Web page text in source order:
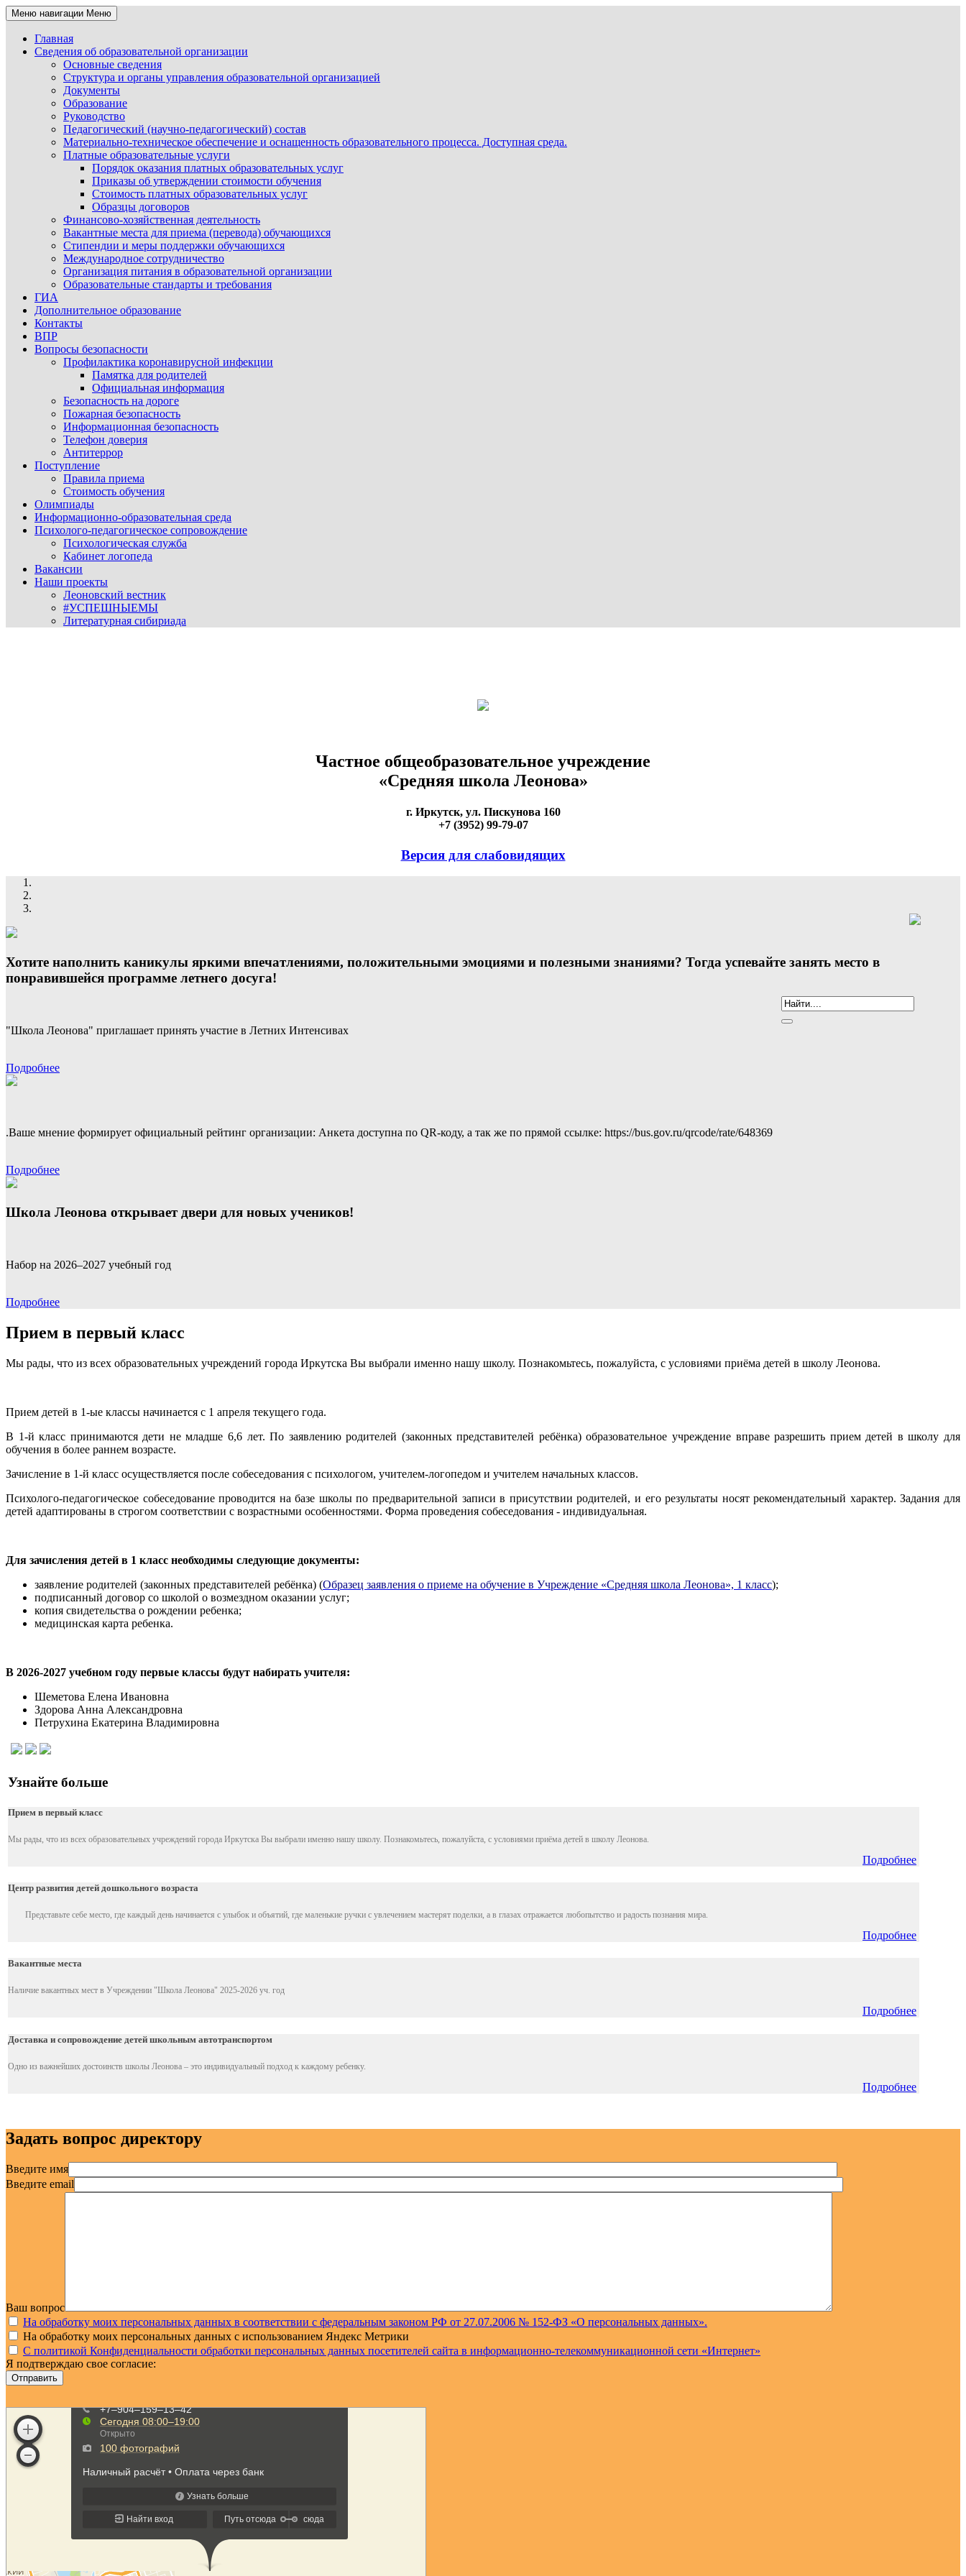
Меню навигации Меню
Главная
Сведения об образовательной организации
Основные сведения
Структура и органы управления образовательной организацией
Документы
Образование
Руководство
Педагогический (научно-педагогический) состав
Материально-техническое обеспечение и оснащенность образовательного процесса. Доступная среда.
Платные образовательные услуги
Порядок оказания платных образовательных услуг
Приказы об утверждении стоимости обучения
Стоимость платных образовательных услуг
Образцы договоров
Финансово-хозяйственная деятельность
Вакантные места для приема (перевода) обучающихся
Стипендии и меры поддержки обучающихся
Международное сотрудничество
Организация питания в образовательной организации
Образовательные стандарты и требования
ГИА
Дополнительное образование
Контакты
ВПР
Вопросы безопасности
Профилактика коронавирусной инфекции
Памятка для родителей
Официальная информация
Безопасность на дороге
Пожарная безопасность
Информационная безопасность
Телефон доверия
Антитеррор
Поступление
Правила приема
Стоимость обучения
Олимпиады
Информационно-образовательная среда
Психолого-педагогическое сопровождение
Психологическая служба
Кабинет логопеда
Вакансии
Наши проекты
Леоновский вестник
#УСПЕШНЫЕМЫ
Литературная сибириада
Частное общеобразовательное учреждение
«Средняя школа Леонова»
г. Иркутск, ул. Пискунова 160
+7 (3952) 99-79-07
Версия для слабовидящих
Хотите наполнить каникулы яркими впечатлениями, положительными эмоциями и полезными знаниями? Тогда успевайте занять место в
понравившейся программе летнего досуга!
"Школа Леонова" приглашает принять участие в Летних Интенсивах
Подробнее
.Ваше мнение формирует официальный рейтинг организации: Анкета доступна по QR-коду, а так же по прямой ссылке: https://bus.gov.ru/qrcode/rate/648369
Подробнее
Школа Леонова открывает двери для новых учеников!
Набор на 2026–2027 учебный год
Подробнее
Прием в первый класс
Мы рады, что из всех образовательных учреждений города Иркутска Вы выбрали именно нашу школу. Познакомьтесь, пожалуйста, с условиями приёма детей в школу Леонова.
Прием детей в 1-ые классы начинается с 1 апреля текущего года.
В 1-й класс принимаются дети не младше 6,6 лет. По заявлению родителей (законных представителей ребёнка) образовательное учреждение вправе разрешить прием детей в школу для
обучения в более раннем возрасте.
Зачисление в 1-й класс осуществляется после собеседования с психологом, учителем-логопедом и учителем начальных классов.
Психолого-педагогическое собеседование проводится на базе школы по предварительной записи в присутствии родителей, и его результаты носят рекомендательный характер. Задания для
детей адаптированы в строгом соответствии с возрастными особенностями. Форма проведения собеседования - индивидуальная.
Для зачисления детей в 1 класс необходимы следующие документы:
заявление родителей (законных представителей ребёнка) (Образец заявления о приеме на обучение в Учреждение «Средняя школа Леонова», 1 класс);
подписанный договор со школой о возмездном оказании услуг;
копия свидетельства о рождении ребенка;
медицинская карта ребенка.
В 2026-2027 учебном году первые классы будут набирать учителя:
Шеметова Елена Ивановна
Здорова Анна Александровна
Петрухина Екатерина Владимировна
Узнайте больше
Прием в первый класс
Мы рады, что из всех образовательных учреждений города Иркутска Вы выбрали именно нашу школу. Познакомьтесь, пожалуйста, с условиями приёма детей в школу Леонова.
Подробнее
Центр развития детей дошкольного возраста
Представьте себе место, где каждый день начинается с улыбок и объятий, где маленькие ручки с увлечением мастерят поделки, а в глазах отражается любопытство и радость познания мира.
Подробнее
Вакантные места
Наличие вакантных мест в Учреждении "Школа Леонова" 2025-2026 уч. год
Подробнее
Доставка и сопровождение детей школьным автотранспортом
Одно из важнейших достоинств школы Леонова – это индивидуальный подход к каждому ребенку.
Подробнее
Задать вопрос директору
Введите имя
Введите email
Ваш вопрос
На обработку моих персональных данных в соответствии с федеральным законом РФ от 27.07.2006 № 152-ФЗ «О персональных данных».
На обработку моих персональных данных с использованием Яндекс Метрики
С политикой Конфиденциальности обработки персональных данных посетителей сайта в информационно-телекоммуникационной сети «Интернет»
Я подтверждаю свое согласие:
Отправить